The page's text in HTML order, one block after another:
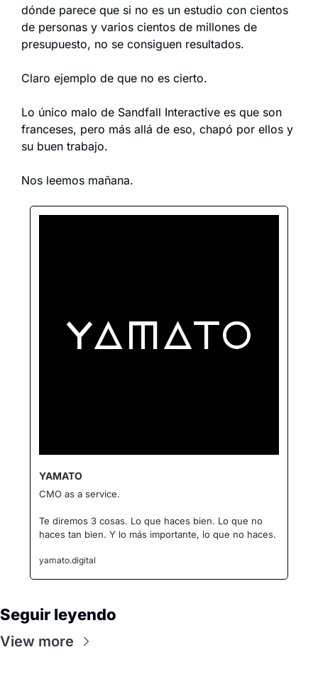
dónde parece que si no es un estudio con cientos
de personas y varios cientos de millones de
presupuesto, no se consiguen resultados.
Claro ejemplo de que no es cierto.
Lo único malo de Sandfall Interactive es que son
franceses, pero más allá de eso, chapó por ellos y
su buen trabajo.
Nos leemos mañana.
YAMATO
CMO as a service.
Te diremos 3 cosas. Lo que haces bien. Lo que no
haces tan bien. Y lo más importante, lo que no haces.
yamato.digital
Seguir leyendo
View more